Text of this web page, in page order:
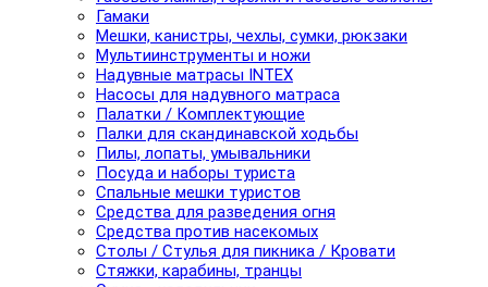
Гамаки
Мешки, канистры, чехлы, сумки, рюкзаки
Мультиинструменты и ножи
Надувные матрасы INTEX
Насосы для надувного матраса
Палатки / Комплектующие
Палки для скандинавской ходьбы
Пилы, лопаты, умывальники
Посуда и наборы туриста
Спальные мешки туристов
Средства для разведения огня
Средства против насекомых
Столы / Стулья для пикника / Кровати
Стяжки, карабины, транцы